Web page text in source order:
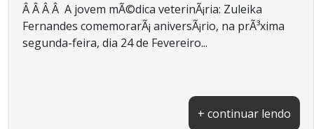
Â Â Â Â A jovem mÃ©dica veterinÃ¡ria: Zuleika
Fernandes comemorarÃ¡ aniversÃ¡rio, na prÃ³xima
segunda-feira, dia 24 de Fevereiro...
+ continuar lendo